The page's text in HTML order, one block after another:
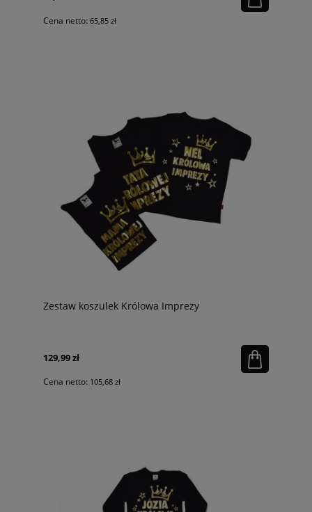
Cena netto: 65,85 zł
Zestaw koszulek Królowa Imprezy
129,99 zł
Cena netto: 105,68 zł